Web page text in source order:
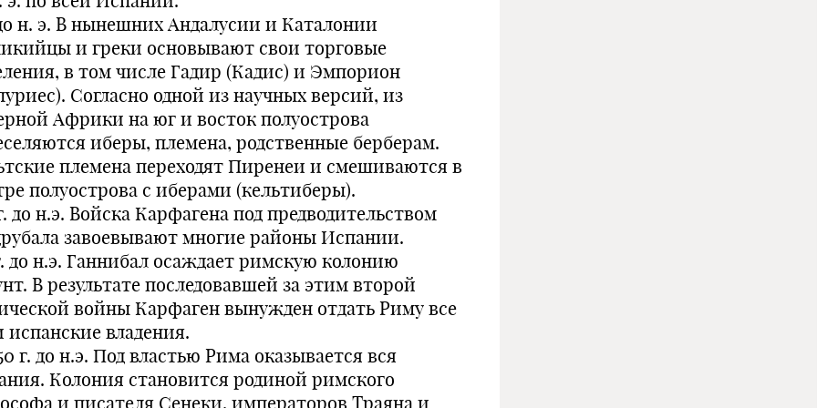
н. э. В нынешних Андалусии и Каталонии
и греки основывают свои торговые
в том числе Гадир (Кадис) и Эмпорион
Согласно одной из научных версий, из
Африки на юг и восток полуострова
иберы, племена, родственные берберам.
племена переходят Пиренеи и смешиваются в
полуострова с иберами (кельтиберы).
до н.э. Войска Карфагена под предводительством
завоевывают многие районы Испании.
до н.э. Ганнибал осаждает римскую колонию
В результате последовавшей за этим второй
войны Карфаген вынужден отдать Риму все
испанские владения.
г. до н.э. Под властью Рима оказывается вся
Колония становится родиной римского
и писателя Сенеки, императоров Траяна и